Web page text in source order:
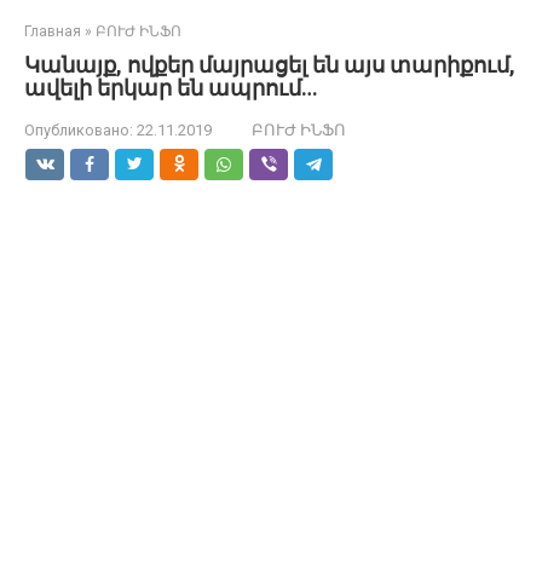
Главная » ԲՈՒԺ ԻՆՖՈ
Կանայք, ովքեր մայրացել են այս տարիքում,
ավելի երկար են ապրում…
Опубликовано: 22.11.2019 ԲՈՒԺ ԻՆՖՈ